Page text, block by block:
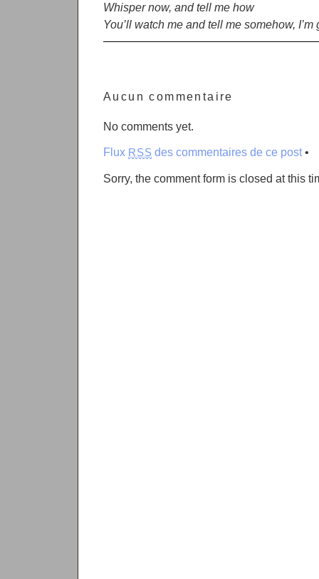
Whisper now, and tell me how
You’ll watch me and tell me somehow,
Aucun commentaire
No comments yet.
Flux RSS des commentaires de ce post•
Sorry, the comment form is closed at this